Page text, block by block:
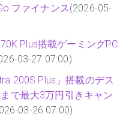
ファイナンス(2026-05-
Plus搭載ゲーミングPC
03-27 07:00)
200S Plus」搭載のデス
で最大3万円引きキャン
03-26 07:00)